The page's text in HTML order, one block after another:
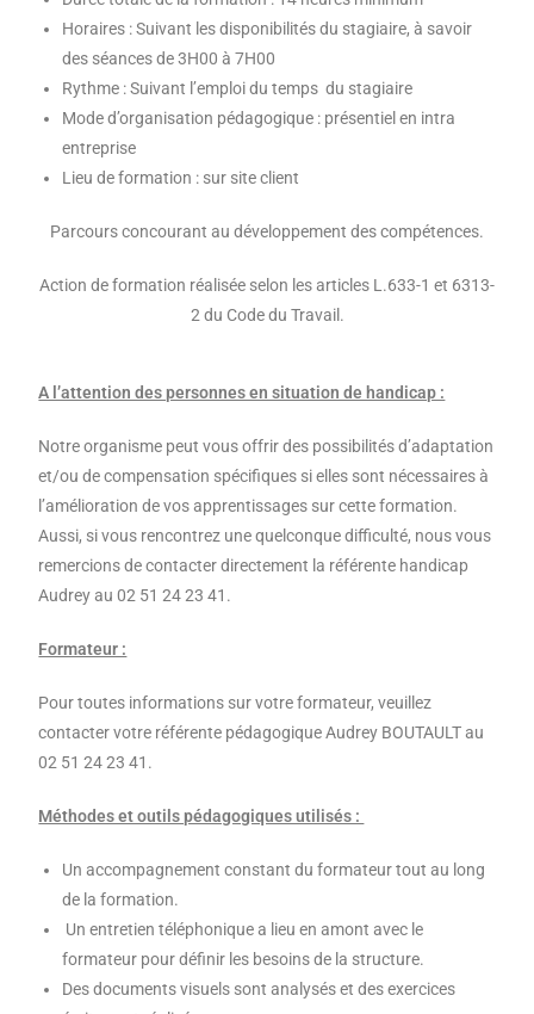
Horaires : Suivant les disponibilités du stagiaire, à savoir
des séances de 3H00 à 7H00
Rythme : Suivant l’emploi du temps du stagiaire
Mode d’organisation pédagogique : présentiel en intra
entreprise
Lieu de formation : sur site client
Parcours concourant au développement des compétences.
Action de formation réalisée selon les articles L.633-1 et 6313-
2 du Code du Travail.
A l’attention des personnes en situation de handicap :
Notre organisme peut vous offrir des possibilités d’adaptation
et/ou de compensation spécifiques si elles sont nécessaires à
l’amélioration de vos apprentissages sur cette formation.
Aussi, si vous rencontrez une quelconque difficulté, nous vous
remercions de contacter directement la référente handicap
Audrey au 02 51 24 23 41.
Formateur :
Pour toutes informations sur votre formateur, veuillez
contacter votre référente pédagogique Audrey BOUTAULT au
02 51 24 23 41.
Méthodes et outils pédagogiques utilisés :
Un accompagnement constant du formateur tout au long
de la formation.
Un entretien téléphonique a lieu en amont avec le
formateur pour définir les besoins de la structure.
Des documents visuels sont analysés et des exercices